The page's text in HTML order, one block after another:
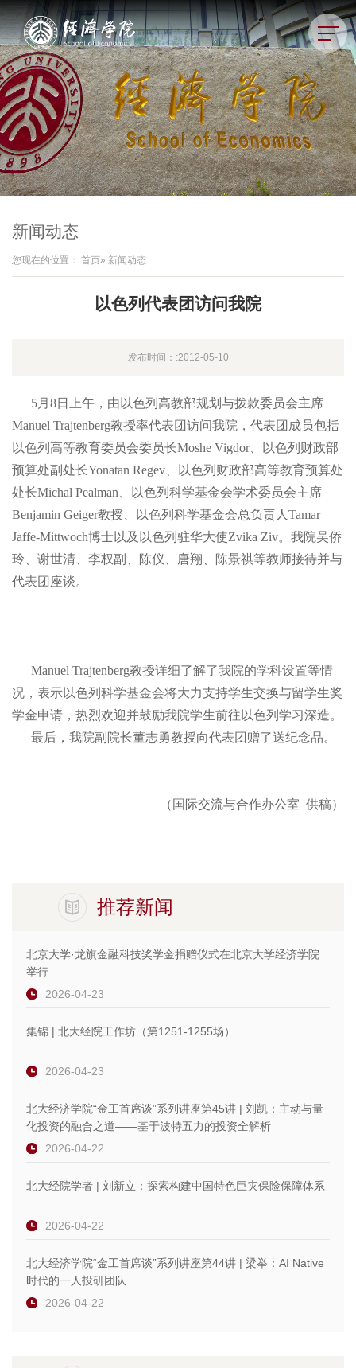
新闻动态
您现在的位置： 首页» 新闻动态
以色列代表团访问我院
发布时间：:2012-05-10
5月 8日上午，由以色列高教部规划与拨款委员会主席
Manuel Trajtenberg教授率代表团访问我院，代表团成员包括
以色列高等教育委员会委员长Moshe Vigdor、以色列财政部
预算处副处长Yonatan Regev、以色列财政部高等教育预算处
处长Michal Pealman、以色列科学基金会学术委员会主席
Benjamin Geiger教授、以色列科学基金会总负责人 Tamar
Jaffe-Mittwoch博士以及以色列驻华大使Zvika Ziv。我院吴侨
玲、谢世清、李权副、陈仪、唐翔、陈景祺等教师接待并与
代表团座谈。
Manuel Trajtenberg教授详细了解了我院的学科设置等情
况，表示以色列科学基金会将大力支持学生交换与留学生奖
学金申请，热烈欢迎并鼓励我院学生前往以色列学习深造。
最后，我院副院长董志勇教授向代表团赠了送纪念品。
（国际交流与合作办公室 供稿）
推荐新闻
北京大学·龙旗金融科技奖学金捐赠仪式在北京大学经济学院
举行
2026-04-23
集锦 | 北大经院工作坊（第1251-1255场）
2026-04-23
北大经济学院“金工首席谈”系列讲座第45讲 | 刘凯：主动与量
化投资的融合之道——基于波特五力的投资全解析
2026-04-22
北大经院学者 | 刘新立：探索构建中国特色巨灾保险保障体系
2026-04-22
北大经济学院“金工首席谈”系列讲座第44讲 | 梁举：AI Native
时代的一人投研团队
2026-04-22